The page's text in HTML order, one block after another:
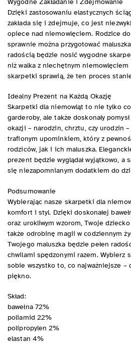
Dzięki zastosowaniu elastycznych
zakłada się i zdejmuje, co jest
opiece nad niemowlęciem. Rodzice
sprawnie można przygotować
radością będzie nosić wygodne
niż walka z niechętnym
skarpetki sprawią, że ten proces
Idealny Prezent na Każdą Okazję
Skarpetki dla niemowląt to nie tylko
garderoby, ale także doskonały
okazji – narodzin, chrztu, czy urodzin
trafionym upominkiem, który z
rodziców, jak i ich maluszka.
prezent będzie wyglądał wyjątkowo, a
się niezapomnianym dodatkiem do
Podsumowanie
Wybierając nasze skarpetki dla
komfort i styl. Dzięki doskonałej
oraz urokliwym wzorom, Twoje
także odrobinę magii w codziennym
Twojego maluszka będzie pełen
chwilami spędzonymi razem. Wybierz
sobie wszystko to, co najważniejsze
piękno.
Skład:
bawełna 72%
poliamid 22%
polipropylen 2%
elastan 4%